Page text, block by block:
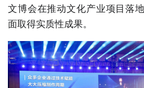
文博会在推动文化产业项目落
面取得实质性成果。